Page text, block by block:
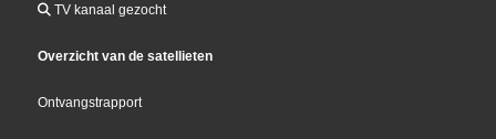
TV kanaal gezocht
Overzicht van de satellieten
Ontvangstrapport